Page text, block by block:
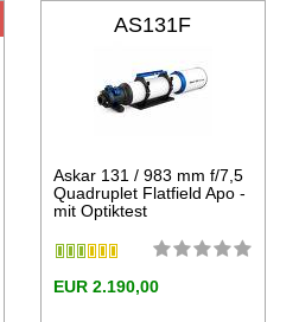
AS131F
Askar 131 / 983 mm f/7,5
Quadruplet Flatfield Apo -
mit Optiktest
EUR 2.190,00